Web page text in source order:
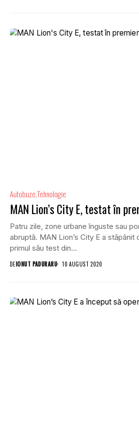
AutobuzeTehnologie
MAN Lion’s City E, testat în
Patru zile, zone urbane înguste sau
abruptă. MAN Lion’s City E a
primul său test din...
DEIONUT PADURARU 10 AUGUST 2020